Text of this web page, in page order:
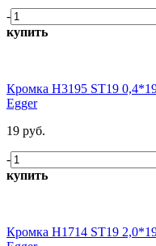
-
купить
Кромка H3195 ST19
Egger
19 руб.
-
купить
Кромка H1714 ST19